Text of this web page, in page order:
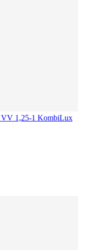
1,25-1 KombiLux